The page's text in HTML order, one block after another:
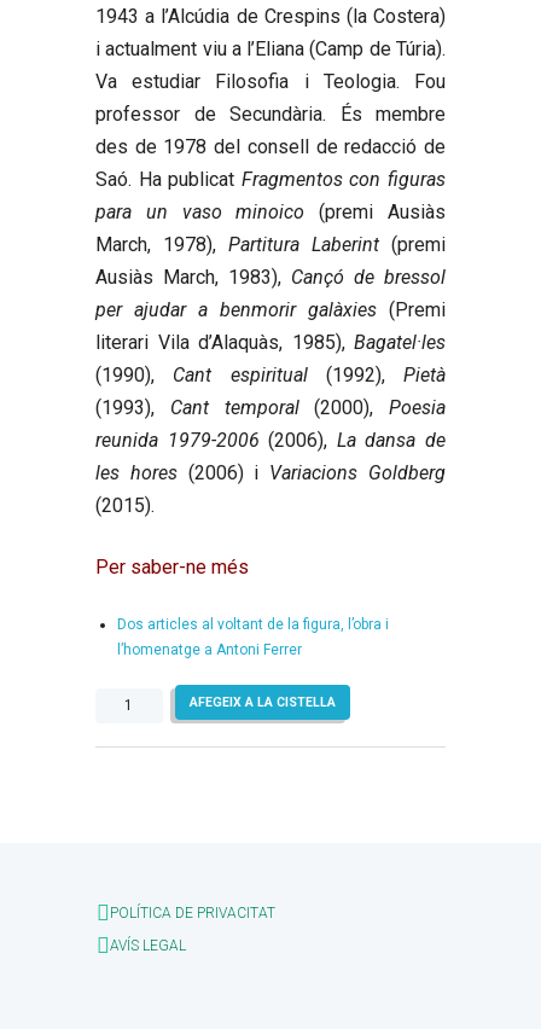
1943 a l’Alcúdia de Crespins (la Costera)
i actualment viu a l’Eliana (Camp de Túria).
Va estudiar Filosofia i Teologia. Fou
professor de Secundària. És membre
des de 1978 del consell de redacció de
Saó. Ha publicat Fragmentos con figuras
para un vaso minoico (premi Ausiàs
March, 1978), Partitura Laberint (premi
Ausiàs March, 1983), Cançó de bressol
per ajudar a benmorir galàxies (Premi
literari Vila d’Alaquàs, 1985), Bagatel·les
(1990), Cant espiritual(1992), Pietà
(1993), Cant temporal(2000), Poesia
reunida 1979-2006 (2006), La dansa de
les hores(2006) i Variacions Goldberg
(2015).
Per saber-ne més
Dos articles al voltant de la figura, l’obra i
l’homenatge a Antoni Ferrer
quantitat
Els
a
Ferrer
AFEGEIX A LA CISTELLA
POLÍTICA DE PRIVACITAT
AVÍS LEGAL